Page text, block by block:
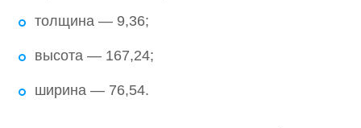
толщина — 9,36;
высота — 167,24;
ширина — 76,54.